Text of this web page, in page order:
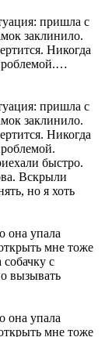
пришла с
заклинило.
Никогда
пришла с
заклинило.
Никогда
быстро.
Вскрыли
но я хоть
она упала
мне тоже
с
вызывать
она упала
мне тоже